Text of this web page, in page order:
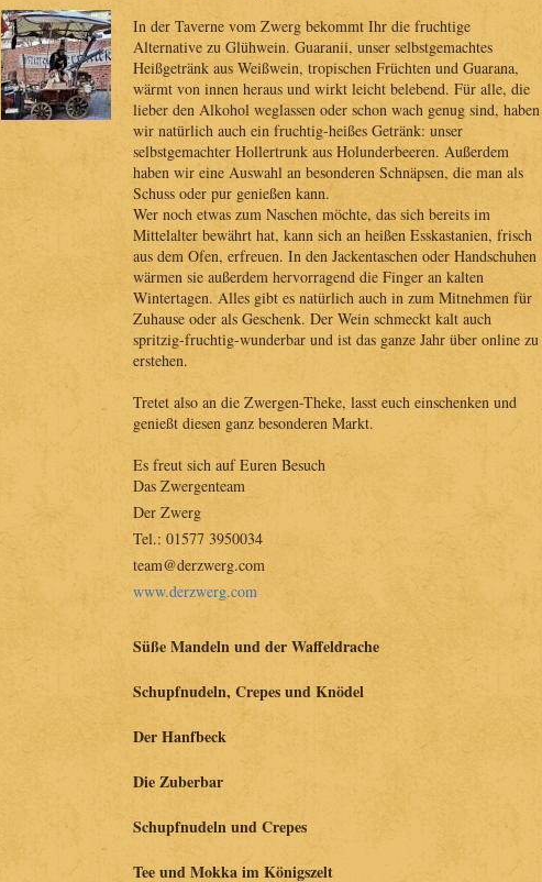
In der Taverne vom Zwerg bekommt Ihr die fruchtige
Alternative zu Glühwein. Guaranii, unser selbstgemachtes
Heißgetränk aus Weißwein, tropischen Früchten und Guarana,
wärmt von innen heraus und wirkt leicht belebend. Für alle, die
lieber den Alkohol weglassen oder schon wach genug sind, haben
wir natürlich auch ein fruchtig-heißes Getränk: unser
selbstgemachter Hollertrunk aus Holunderbeeren. Außerdem
haben wir eine Auswahl an besonderen Schnäpsen, die man als
Schuss oder pur genießen kann.
Wer noch etwas zum Naschen möchte, das sich bereits im
Mittelalter bewährt hat, kann sich an heißen Esskastanien, frisch
aus dem Ofen, erfreuen. In den Jackentaschen oder Handschuhen
wärmen sie außerdem hervorragend die Finger an kalten
Wintertagen. Alles gibt es natürlich auch in zum Mitnehmen für
Zuhause oder als Geschenk. Der Wein schmeckt kalt auch
spritzig-fruchtig-wunderbar und ist das ganze Jahr über online zu
erstehen.
Tretet also an die Zwergen-Theke, lasst euch einschenken und
genießt diesen ganz besonderen Markt.
Es freut sich auf Euren Besuch
Das Zwergenteam
Der Zwerg
Tel.: 01577 3950034
team@derzwerg.com
www.derzwerg.com
Süße Mandeln und der Waffeldrache
Wir lassen für euch die Maronen in der Pfanne brutzeln und
brennen im dampfenden Kupferkessel süsse Mandeln in Bio-
Qualität. Für unsere Waffelbäckerei heizt der Waffeldrache
ordentlich ein...
Ingmar Swyter
Heideweg 7
26209 Hatten
ingmaroni@gmx.de
Schupfnudeln, Crepes und Knödel
Mit meiner Hanfbäckerei sorge ich auf Ihrer Veranstaltung für
Das Nudelmassaka
Hoch 34
94336 Hunderdorf
Der Hanfbeck
Mit meiner Hanfbäckerei sorge ich auf Ihrer Veranstaltung für
zufriedene Gäste. Mit dem ansprechend gestaltetem Stand und
unserem Fachwissen sind wir eine beliebte Anlaufstelle und
wecken die kulinarische Neugier der Besucher. Sowohl auf
mittelalterlichen Spektakeln, als auch auf jedem anderen Event
Die Zuberbar
Ein heißes Badevergnügen mit Ausschank heißer trinkbarer
Spezialitäten.
Die Zuberbar
Schupfnudeln und Crepes
Traditionelles Essen aus kontrolliertem Anbau, viel frisches
Tee und Mokka im Königszelt